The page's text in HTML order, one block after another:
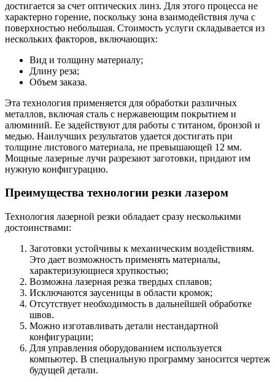
достигается за счет оптических линз. Для этого процесса не
характерно горение, поскольку зона взаимодействия луча с
поверхностью небольшая. Стоимость услуги складывается из
нескольких факторов, включающих:
Вид и толщину материалу;
Длину реза;
Объем заказа.
Эта технология применяется для обработки различных
металлов, включая сталь с нержавеющим покрытием и
алюминий. Ее задействуют для работы с титаном, бронзой и
медью. Наилучших результатов удается достигать при
толщине листового материала, не превышающей 12 мм.
Мощные лазерные лучи разрезают заготовки, придают им
нужную конфигурацию.
Преимущества технологии резки лазером
Технология лазерной резки обладает сразу несколькими
достоинствами:
Заготовки устойчивы к механическим воздействиям.
Это дает возможность применять материалы,
характеризующиеся хрупкостью;
Возможна лазерная резка твердых сплавов;
Исключаются заусеницы в области кромок;
Отсутствует необходимость в дальнейшей обработке
швов.
Можно изготавливать детали нестандартной
конфигурации;
Для управления оборудованием используется
компьютер. В специальную программу заносится чертеж
будущей детали.